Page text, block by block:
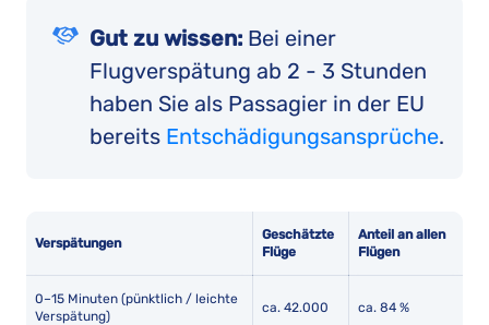
Gut zu wissen: Bei einer
Flugverspätung ab 2 - 3 Stunden
haben Sie als Passagier in der EU
bereits Entschädigungsansprüche.
Verspätungen
Geschätzte
Flüge
Anteil an allen
Flügen
0–15 Minuten (pünktlich / leichte
Verspätung)
ca. 42.000 ca. 84 %